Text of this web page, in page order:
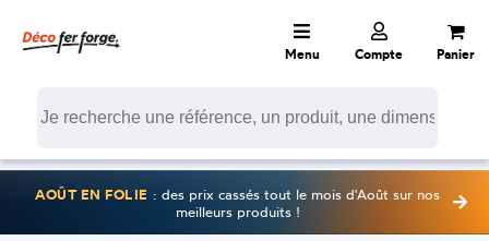
Menu Compte Panier
AOÛT EN FOLIE : des prix cassés tout le mois d'Août sur nos
meilleurs produits !